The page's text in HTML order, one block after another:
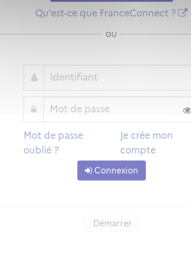
Qu'est-ce que FranceConnect ?
ou
Mot de passe
oublié ?
Je crée mon
compte
Connexion
Démarrer